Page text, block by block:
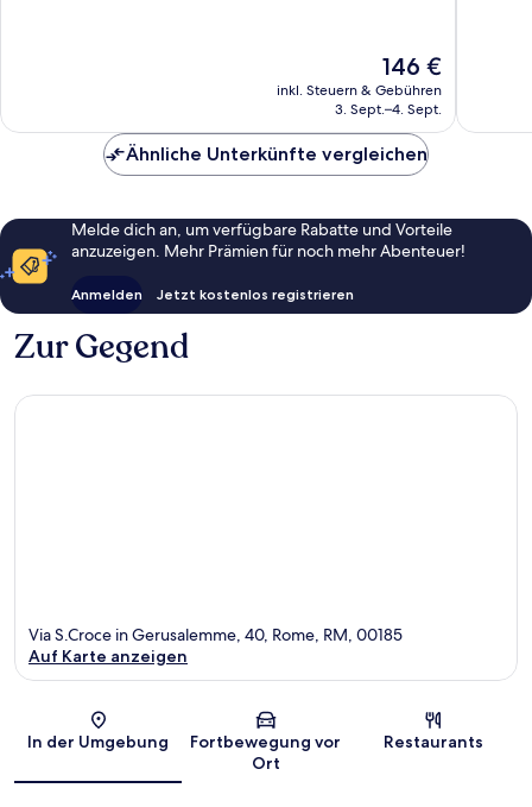
Der
Preis
beträgt
146 €
inkl. Steuern & Gebühren
3. Sept.–4. Sept.
Ähnliche Unterkünfte vergleichen
Melde dich an, um verfügbare Rabatte und Vorteile
anzuzeigen. Mehr Prämien für noch mehr Abenteuer!
Anmelden Jetzt kostenlos registrieren
Zur Gegend
Karte
Via S.Croce in Gerusalemme, 40, Rome, RM, 00185
Auf Karte anzeigen
In der Umgebung
Fortbewegung vor
Ort
Restaurants